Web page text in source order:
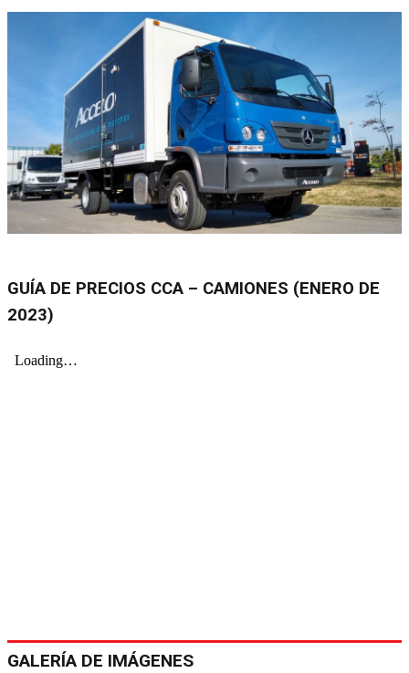
GUÍA DE PRECIOS CCA – CAMIONES (ENERO DE
2023)
GALERÍA DE IMÁGENES